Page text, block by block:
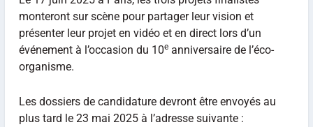
monteront sur scène pour partager leur vision et
présenter leur projet en vidéo et en direct lors d’un
événement à l’occasion du 10eanniversaire de l’éco-
organisme.
Les dossiers de candidature devront être envoyés au
plus tard le 23 mai 2025 à l’adresse suivante :